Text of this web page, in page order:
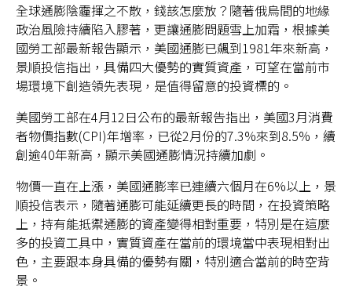
服務中心
永續專區
關於景順
台灣
聯絡我們
全球通膨陰霾揮之不散，錢該怎麼放？隨著俄烏間的地緣
政治風險持續陷入膠著，更讓通膨問題雪上加霜，根據美
國勞工部最新報告顯示，美國通膨已飆到1981年來新高，
景順投信指出，具備四大優勢的實質資產，可望在當前市
場環境下創造領先表現，是值得留意的投資標的。
美國勞工部在4月12日公布的最新報告指出，美國3月消費
者物價指數(CPI)年增率，已從2月份的7.3%來到8.5%，續
創逾40年新高，顯示美國通膨情況持續加劇。
物價一直在上漲，美國通膨率已連續六個月在6%以上，景
順投信表示，隨著通膨可能延續更長的時間，在投資策略
上，持有能抵禦通膨的資產變得相對重要，特別是在這麼
多的投資工具中，實質資產在當前的環境當中表現相對出
色，主要跟本身具備的優勢有關，特別適合當前的時空背
景。